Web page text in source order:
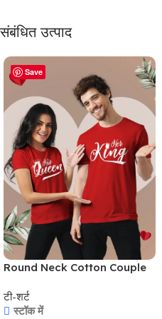
संबंधित उत्पाद
Save
Round Neck Cotton Couple
टी-शर्ट
स्टॉक में